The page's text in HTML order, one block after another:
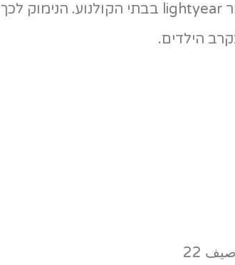
לאחרונה, אסרו באמירויות על הקרנת סרט האנימציה החדש של דיסני שנות אור lightyear בבתי הקולנוע. הנימוק לכך
הילדים.